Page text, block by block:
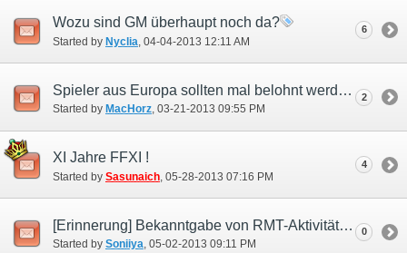
Wozu sind GM überhaupt noch da?
Started by Nyclia‎, 04-04-2013 12:11 AM
6
Spieler aus Europa sollten mal belohnt werden!
Started by MacHorz‎, 03-21-2013 09:55 PM
2
XI Jahre FFXI !
Started by Sasunaich ‎, 05-28-2013 07:16 PM
4
[Erinnerung] Bekanntgabe von RMT-Aktivität bei Powerleveling-Diensten
Started by Soniiya‎, 05-02-2013 09:11 PM
0